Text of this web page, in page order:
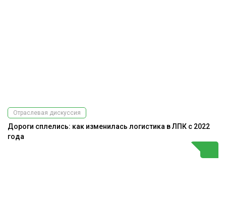
Отраслевая дискуссия
Дороги сплелись: как изменилась логистика в ЛПК с 2022
года